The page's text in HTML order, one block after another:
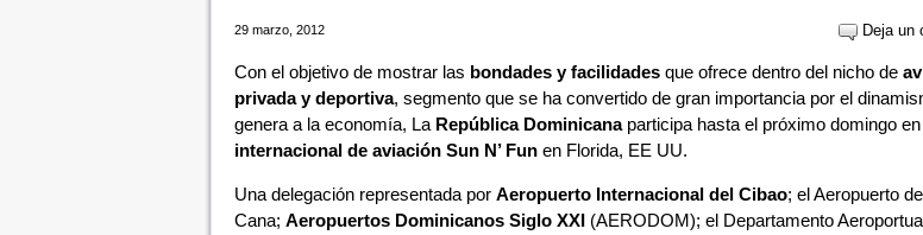
29 marzo, 2012 Deja un
Con el objetivo de mostrar las bondades y facilidadesque ofrece dentro del nicho de
privada y deportiva, segmento que se ha convertido de gran importancia por el
genera a la economía, La República Dominicanaparticipa hasta el próximo domingo
internacional de aviación Sun N’ Funen Florida, EE UU.
Una delegación representada por Aeropuerto Internacional del Cibao; el Aeropuerto
Cana; Aeropuertos Dominicanos Siglo XXI(AERODOM); el Departamento